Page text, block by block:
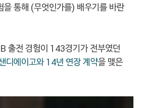
을 통해 (무엇인가를) 배우기를 바란
출전 경험이 143경기가 전부였던
디에이고와 14년 연장 계약을 맺은